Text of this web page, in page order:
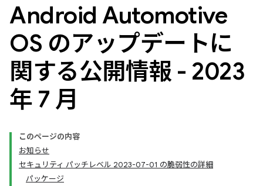
Android Automotive
OS のアップデートに
関する公開情報 - 2023
年 7 月
このページの内容
お知らせ
セキュリティ パッチレベル 2023-07-01 の脆弱性の詳細
パッケージ